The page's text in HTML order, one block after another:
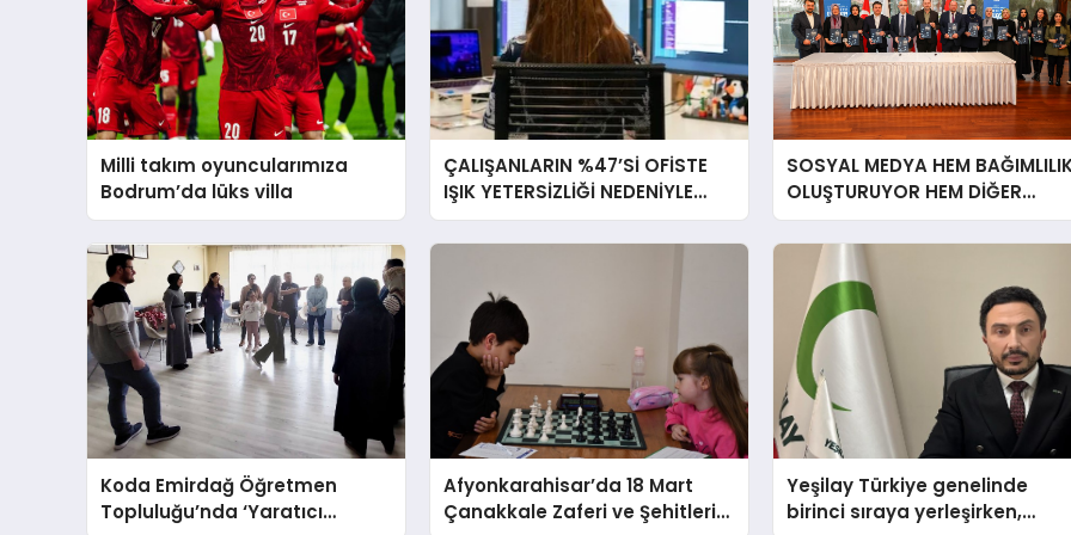
Milli takım oyuncularımıza
Bodrum’da lüks villa
ÇALIŞANLARIN %47’Sİ OFİSTE
IŞIK YETERSİZLİĞİ NEDENİYLE
YORGUN HİSSEDİYOR
SOSYAL MEDYA HEM
OLUŞTURUYOR HEM DİĞER
BAĞIMLILIKLARA ZEMİN
HAZIRLIYOR”
Koda Emirdağ Öğretmen
Topluluğu’nda ‘Yaratıcı
Afyonkarahisar’da 18 Mart
Çanakkale Zaferi ve Şehitleri
Yeşilay Türkiye genelinde
birinci sıraya yerleşirken,